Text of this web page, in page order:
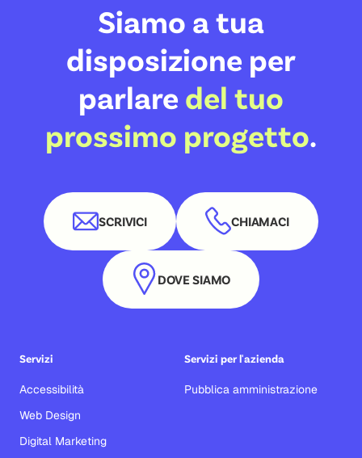
Siamo a tua
disposizione per
parlare del tuo
prossimo progetto.
SCRIVICI CHIAMACI
DOVE SIAMO
Servizi
Accessibilità
Web Design
Digital Marketing
Servizi per l'azienda
Pubblica amministrazione